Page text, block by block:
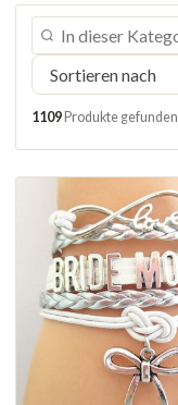
1109 Produkte gefunden